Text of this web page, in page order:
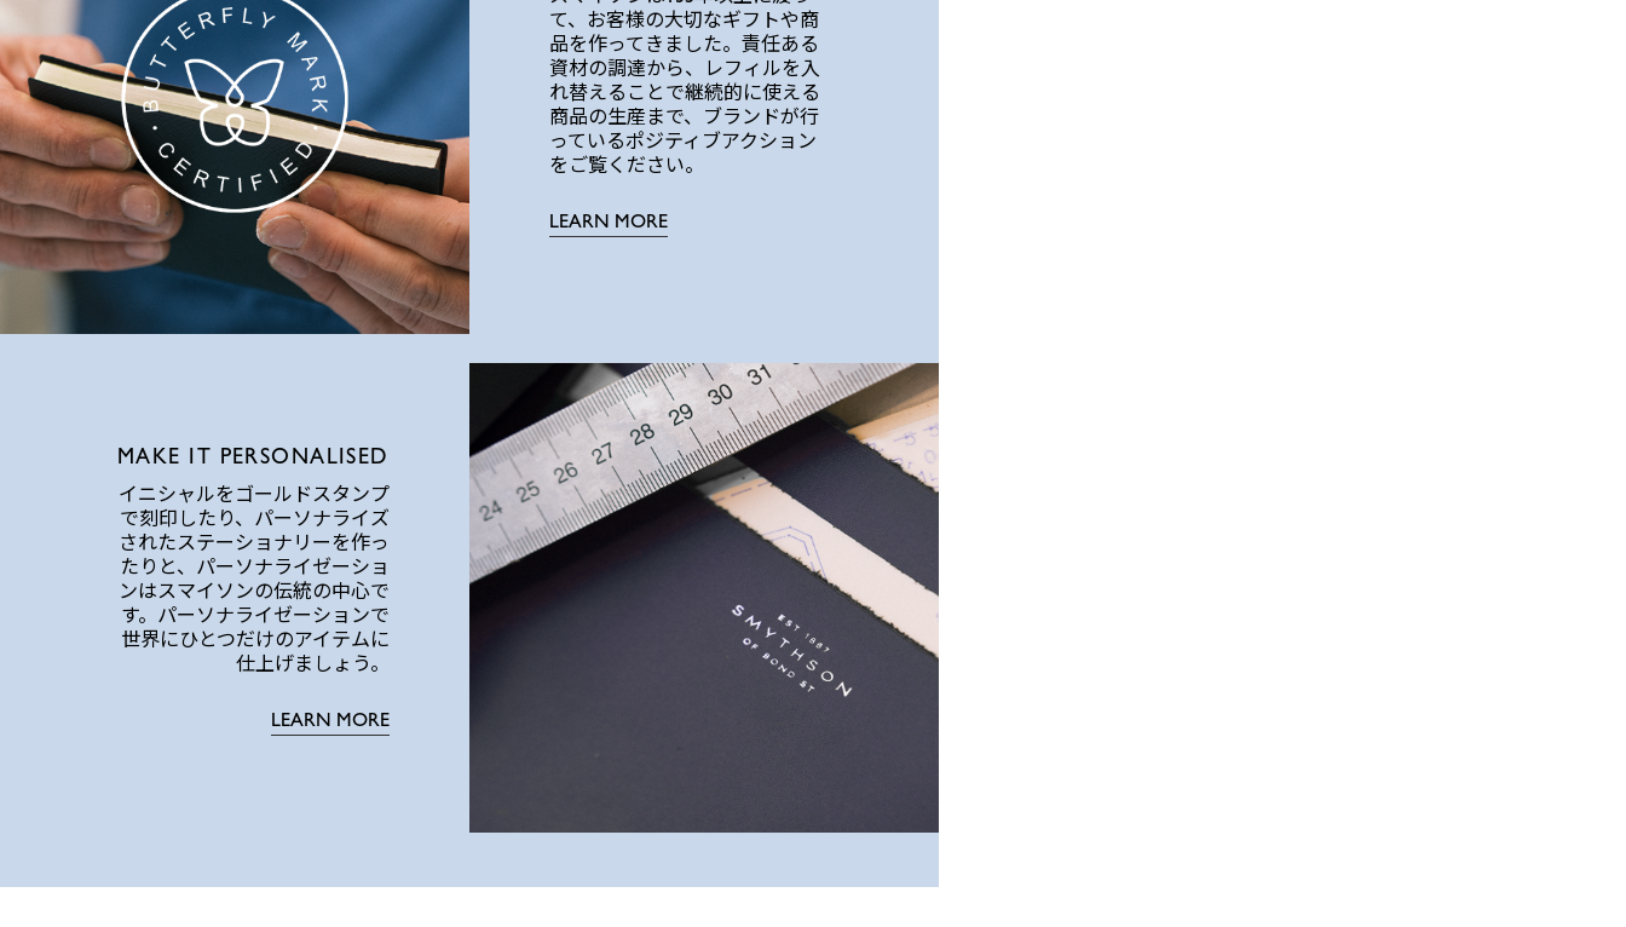
て、お客様の大切なギフトや商
品を作ってきました。責任ある
資材の調達から、レフィルを入
れ替えることで継続的に使える
商品の生産まで、ブランドが行
っているポジティブアクション
をご覧ください。
LEARN MORE
MAKE IT PERSONALISED
イニシャルをゴールドスタンプ
で刻印したり、パーソナライズ
されたステーショナリーを作っ
たりと、パーソナライゼーショ
ンはスマイソンの伝統の中心で
す。パーソナライゼーションで
世界にひとつだけのアイテムに
仕上げましょう。
LEARN MORE